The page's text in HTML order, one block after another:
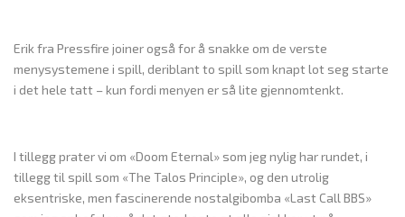
Erik fra Pressfire joiner også for å snakke om de verste
menysystemene i spill, deriblant to spill som knapt lot seg starte
i det hele tatt – kun fordi menyen er så lite gjennomtenkt.
I tillegg prater vi om «Doom Eternal» som jeg nylig har rundet, i
tillegg til spill som «The Talos Principle», og den utrolig
eksentriske, men fascinerende nostalgibomba «Last Call BBS»